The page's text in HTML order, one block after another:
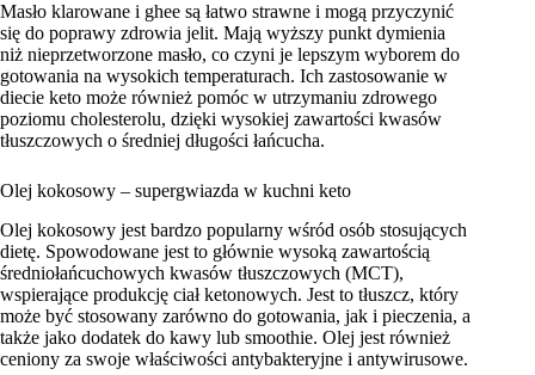
Masło klarowane i ghee są łatwo strawne i mogą przyczynić
się do poprawy zdrowia jelit. Mają wyższy punkt dymienia
niż nieprzetworzone masło, co czyni je lepszym wyborem do
gotowania na wysokich temperaturach. Ich zastosowanie w
diecie keto może również pomóc w utrzymaniu zdrowego
poziomu cholesterolu, dzięki wysokiej zawartości kwasów
tłuszczowych o średniej długości łańcucha.
Olej kokosowy – supergwiazda w kuchni keto
Olej kokosowy jest bardzo popularny wśród osób stosujących
dietę. Spowodowane jest to głównie wysoką zawartością
średniołańcuchowych kwasów tłuszczowych (MCT),
wspierające produkcję ciał ketonowych. Jest to tłuszcz, który
może być stosowany zarówno do gotowania, jak i pieczenia, a
także jako dodatek do kawy lub smoothie. Olej jest również
ceniony za swoje właściwości antybakteryjne i antywirusowe.